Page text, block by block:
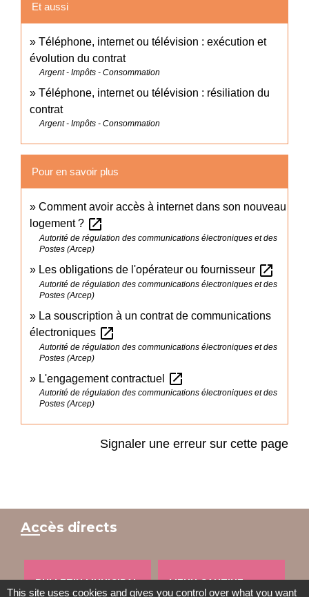
Et aussi
Téléphone, internet ou télévision : exécution et
évolution du contrat
Argent - Impôts - Consommation
Téléphone, internet ou télévision : résiliation du
contrat
Argent - Impôts - Consommation
Pour en savoir plus
Comment avoir accès à internet dans son nouveau
logement ? open_in_new
Autorité de régulation des communications électroniques et des
Postes (Arcep)
Les obligations de l'opérateur ou fournisseur open_in_new
Autorité de régulation des communications électroniques et des
Postes (Arcep)
La souscription à un contrat de communications
électroniques open_in_new
Autorité de régulation des communications électroniques et des
Postes (Arcep)
L'engagement contractuel open_in_new
Autorité de régulation des communications électroniques et des
Postes (Arcep)
Signaler une erreur sur cette page
Accès directs
BULLETIN MUNICIPAL MENU CANTINE
This site uses cookies and gives you control over what you want